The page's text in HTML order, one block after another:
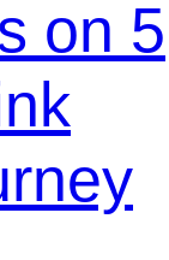
on 5